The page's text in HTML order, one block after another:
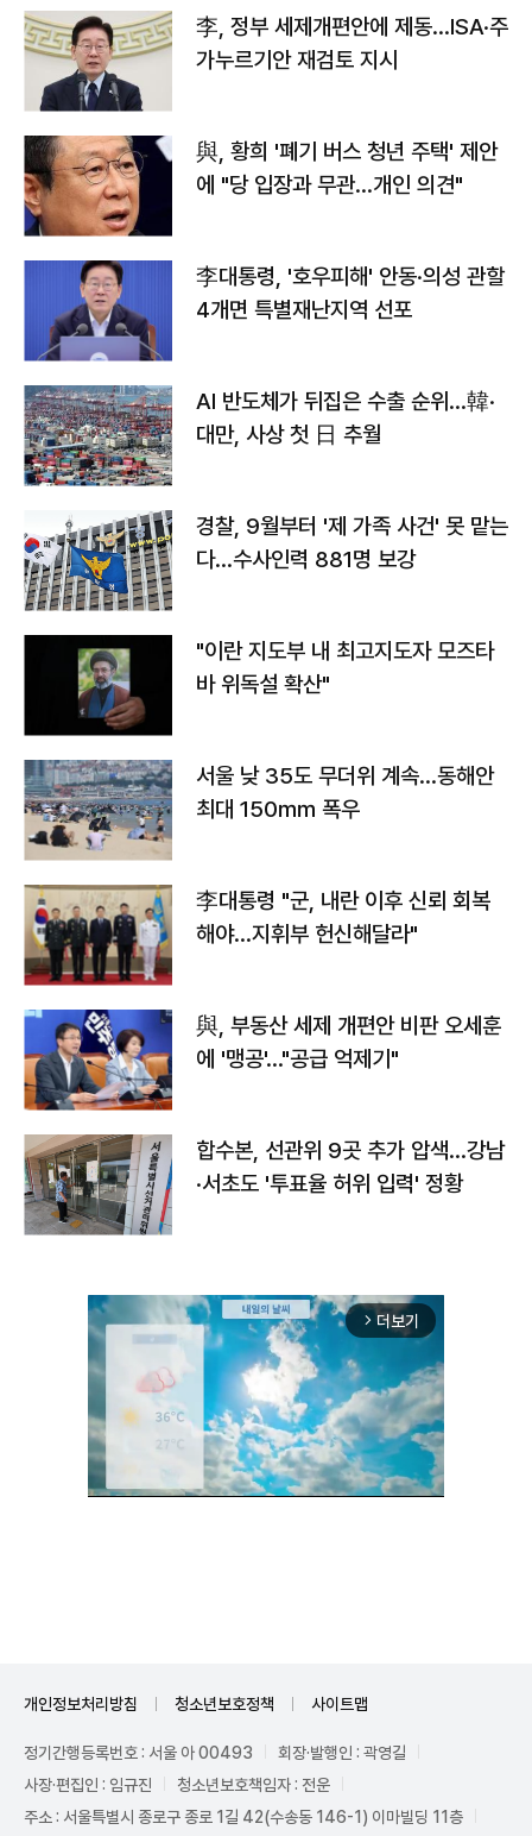
李, 정부 세제개편안에 제동…ISA·주
가누르기안 재검토 지시
與, 황희 '폐기 버스 청년 주택' 제안
에 "당 입장과 무관…개인 의견"
李대통령, '호우피해' 안동·의성 관할
4개면 특별재난지역 선포
AI 반도체가 뒤집은 수출 순위…韓·
대만, 사상 첫 日 추월
경찰, 9월부터 '제 가족 사건' 못 맡는
다…수사인력 881명 보강
"이란 지도부 내 최고지도자 모즈타
바 위독설 확산"
서울 낮 35도 무더위 계속…동해안
최대 150㎜ 폭우
李대통령 "군, 내란 이후 신뢰 회복
해야…지휘부 헌신해달라"
與, 부동산 세제 개편안 비판 오세훈
에 '맹공'…"공급 억제기"
합수본, 선관위 9곳 추가 압색…강남
·서초도 '투표율 허위 입력' 정황
arrow_forward_ios 더보기
개인정보처리방침 청소년보호정책 사이트맵
정기간행등록번호 : 서울 아 00493
회장·발행인 : 곽영길
사장·편집인 : 임규진
청소년보호책임자 : 전운
주소 : 서울특별시 종로구 종로 1길 42(수송동 146-1) 이마빌딩 11층